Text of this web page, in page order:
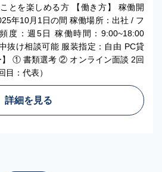
とを楽しめる方 【働き方】 稼働開
年10月1日の間 稼働場所：出社 / フ
度：週5日 稼働時間：9:00~18:00
談可能 服装指定：自由 PC貸
】 ① 書類選考 ② オンライン面談 2回
：代表）
詳細を見る